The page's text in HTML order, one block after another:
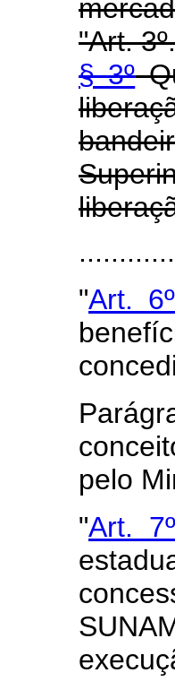
"Art.
§ 3º
"Art. 6º
pelo
"Art. 7º